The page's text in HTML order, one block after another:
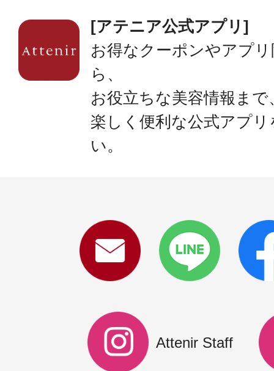
[アテニア公式アプリ]
お得なクーポンやアプ
ら、
お役立ちな美容情報まで
楽しく便利な公式アプ
い。
Attenir Staff